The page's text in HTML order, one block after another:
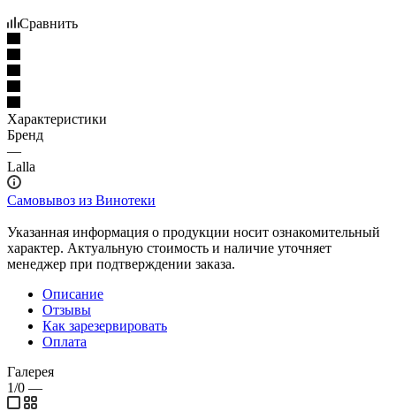
Сравнить
Характеристики
Бренд
—
Lalla
Самовывоз из Винотеки
Указанная информация о продукции носит ознакомительный
характер. Актуальную стоимость и наличие уточняет
менеджер при подтверждении заказа.
Описание
Отзывы
Как зарезервировать
Оплата
Галерея
1/0 —